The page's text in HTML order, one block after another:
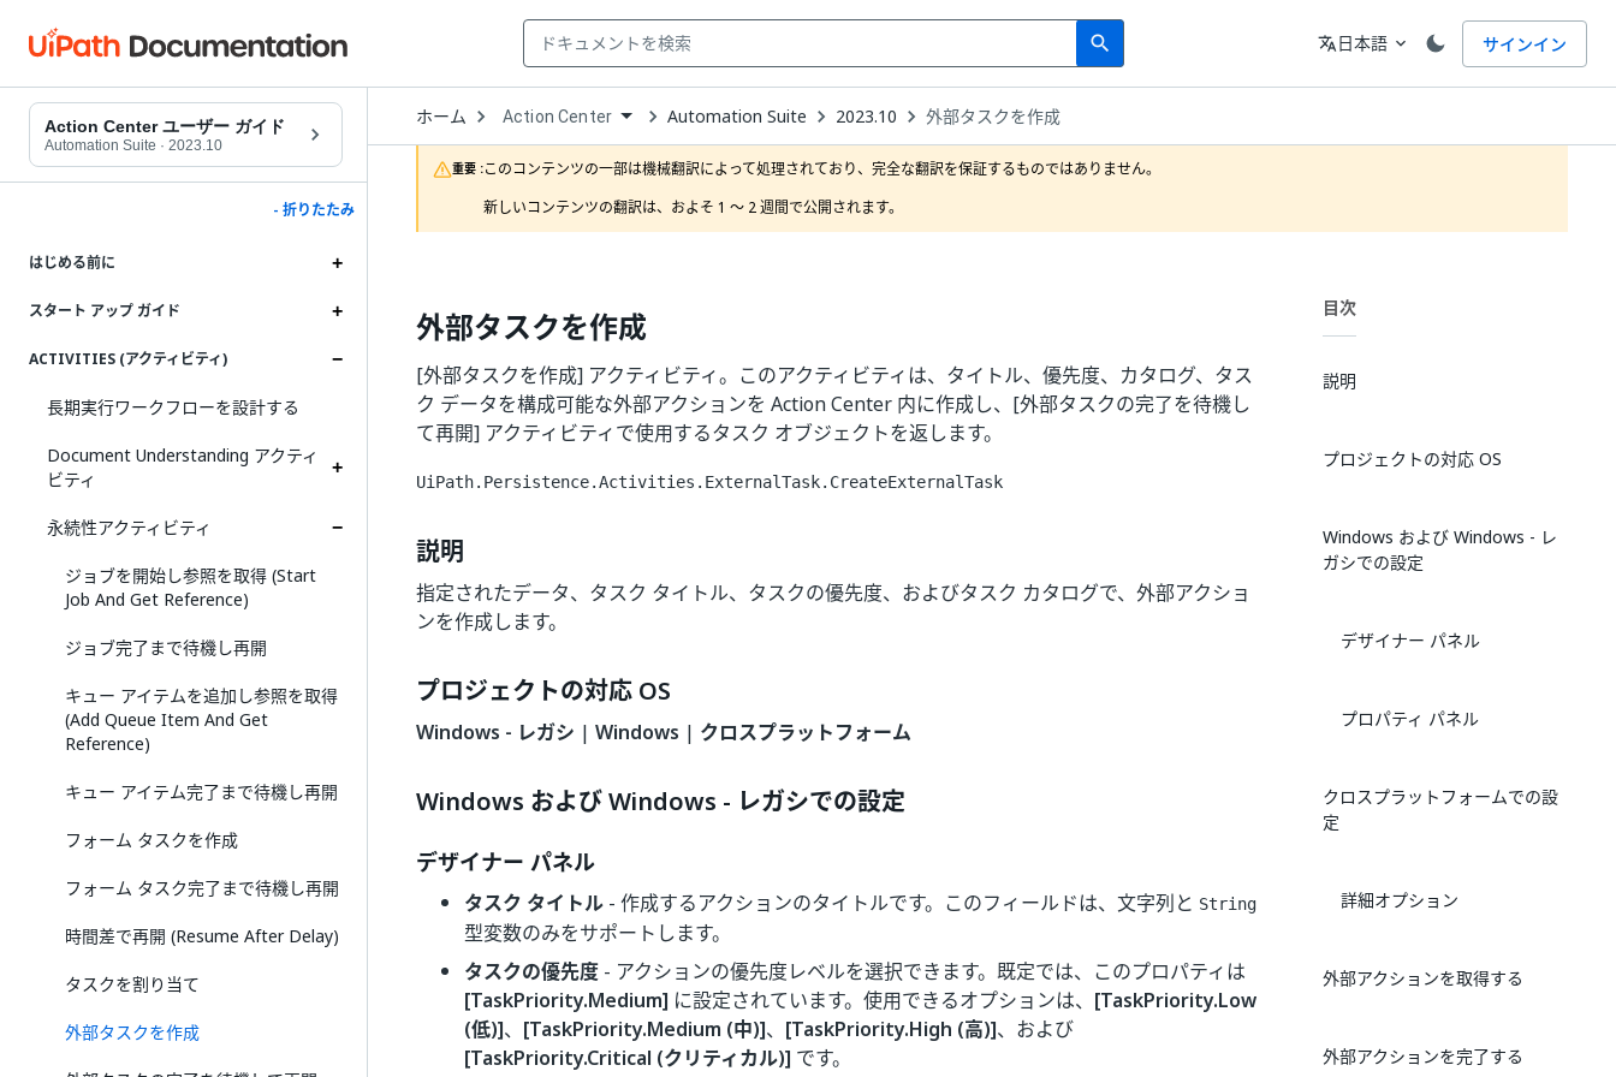
search
Search 言語
translate日本語 expand_more サインイン
Action Center ユーザー ガイド
Automation Suite · 2023.10
- 折りたたみ
はじめる前に
スタート アップ ガイド
ACTIVITIES (アクティビティ)
長期実行ワークフローを設計する
Document Understanding アクティ
ビティ
永続性アクティビティ
ジョブを開始し参照を取得 (Start
Job And Get Reference)
ジョブ完了まで待機し再開
キュー アイテムを追加し参照を取得
(Add Queue Item And Get
Reference)
キュー アイテム完了まで待機し再開
フォーム タスクを作成
フォーム タスク完了まで待機し再開
時間差で再開 (Resume After Delay)
タスクを割り当て
外部タスクを作成
ホーム Open
Dropdown
to
choose
product
Action Center Automation Suite 2023.10 外部タスクを作成
重要 :このコンテンツの一部は機械翻訳によって処理されており、完全な翻訳を保証するものではありません。
新しいコンテンツの翻訳は、およそ 1 ～ 2 週間で公開されます。
外部タスクを作成
[外部タスクを作成] アクティビティ。このアクティビティは、タイトル、優先度、カタログ、タス
ク データを構成可能な外部アクションを Action Center 内に作成し、[外部タスクの完了を待機し
て再開] アクティビティで使用するタスク オブジェクトを返します。
UiPath.Persistence.Activities.ExternalTask.CreateExternalTask
説明
指定されたデータ、タスク タイトル、タスクの優先度、およびタスク カタログで、外部アクショ
ンを作成します。
プロジェクトの対応 OS
Windows - レガシ | Windows | クロスプラットフォーム
Windows および Windows - レガシでの設定
デザイナー パネル
タスク タイトル - 作成するアクションのタイトルです。このフィールドは、文字列と String
型変数のみをサポートします。
タスクの優先度 - アクションの優先度レベルを選択できます。既定では、このプロパティは
[TaskPriority.Medium] に設定されています。使用できるオプションは、 [TaskPriority.Low
(低)]、 [TaskPriority.Medium (中)]、 [TaskPriority.High (高)]、および
[TaskPriority.Critical (クリティカル)] です。
目次
説明
プロジェクトの対応 OS
Windows および Windows - レ
ガシでの設定
デザイナー パネル
プロパティ パネル
クロスプラットフォームでの設
定
詳細オプション
外部アクションを取得する
外部アクションを完了する